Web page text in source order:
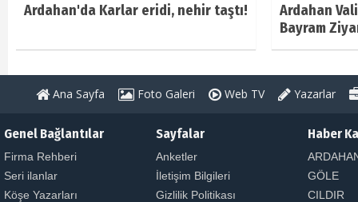
Ardahan'da Karlar eridi, nehir taştı!
Ardahan
Bayram
Ana Sayfa Foto Galeri Web TV Yazarlar
Genel Bağlantılar
Firma Rehberi
Seri ilanlar
Köşe Yazarları
Sayfalar
Anketler
İletişim Bilgileri
Gizlilik Politikası
Haber
GÖLE
CILDIR